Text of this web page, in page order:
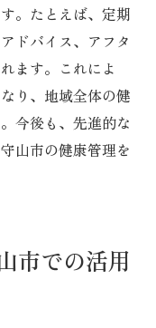
アと健康管理の
クの特徴と選び
活用するポイン
。たとえば、定期
ドバイス、アフタ
ます。これによ
り、地域全体の健
今後も、先進的な
山市の健康管理を
市での活用